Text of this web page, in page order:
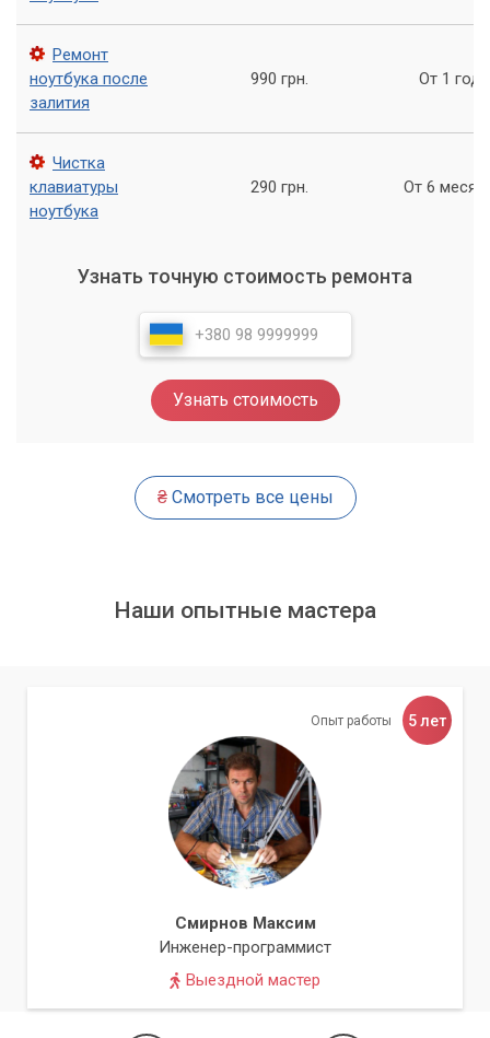
работы и ответственный подход к каждому клиенту.
Ремонт
ноутбука после
залития
990 грн. От 1 года
Чистка
клавиатуры
ноутбука
290 грн. От 6
Узнать точную стоимость ремонта
Узнать стоимость
₴Смотреть все цены
Наши опытные мастера
Опыт работы 5 лет
Смирнов Максим
Инженер-программист
Выездной мастер